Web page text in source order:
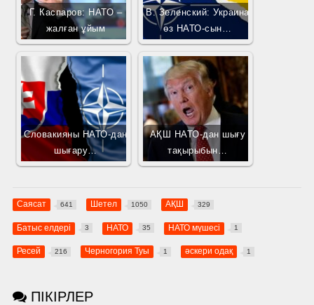
Г. Каспаров: НАТО –
жалған ұйым
В. Зеленский: Украина
өз НАТО-сын…
Словакияны НАТО-дан
шығару…
АҚШ НАТО-дан шығу
тақырыбын…
Саясат 641 Шетел 1050 АҚШ 329
Батыс елдері 3 НАТО 35 НАТО мүшесі 1
Ресей 216 Черногория Туы 1 әскери одақ 1
ПІКІРЛЕР